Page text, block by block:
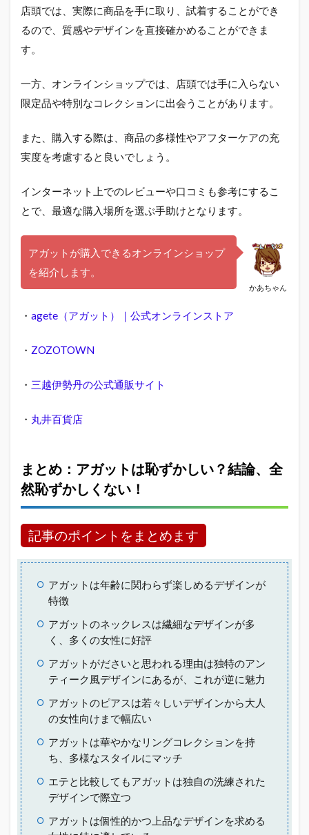
店頭では、実際に商品を手に取り、試着することができ
るので、質感やデザインを直接確かめることができま
す。
一方、オンラインショップでは、店頭では手に入らない
限定品や特別なコレクションに出会うことがあります。
また、購入する際は、商品の多様性やアフターケアの充
実度を考慮すると良いでしょう。
インターネット上でのレビューや口コミも参考にするこ
とで、最適な購入場所を選ぶ手助けとなります。
かあちゃん
アガットが購入できるオンラインショップ
を紹介します。
・ agete（アガット）｜公式オンラインストア
・ ZOZOTOWN
・ 三越伊勢丹の公式通販サイト
・ 丸井百貨店
まとめ：アガットは恥ずかしい？結論、全
然恥ずかしくない！
記事のポイントをまとめます
アガットは年齢に関わらず楽しめるデザインが
特徴
アガットのネックレスは繊細なデザインが多
く、多くの女性に好評
アガットがださいと思われる理由は独特のアン
ティーク風デザインにあるが、これが逆に魅力
アガットのピアスは若々しいデザインから大人
の女性向けまで幅広い
アガットは華やかなリングコレクションを持
ち、多様なスタイルにマッチ
エテと比較してもアガットは独自の洗練された
デザインで際立つ
アガットは個性的かつ上品なデザインを求める